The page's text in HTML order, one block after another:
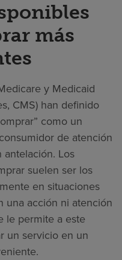
más
y Medicaid
CMS) han definido
como un
de atención
Los
suelen ser los
en situaciones
una acción ni atención
le permite a este
un servicio en un